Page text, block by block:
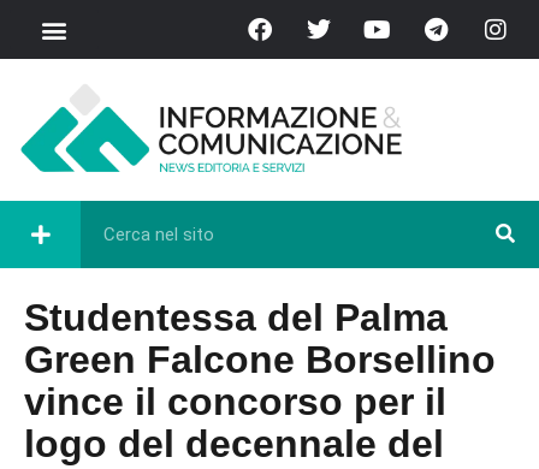
Studentessa del Palma
Green Falcone Borsellino
vince il concorso per il
logo del decennale del